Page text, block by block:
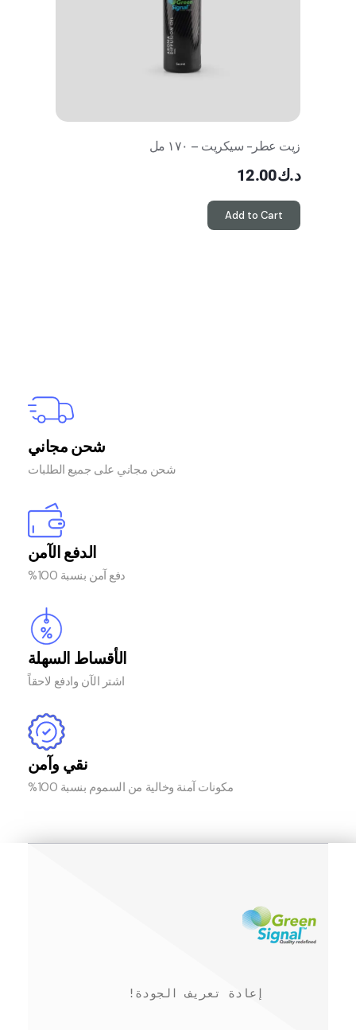
زيت عطر- سيكريت – ١٧٠ مل
د.ك12.00
Add to Cart
شحن مجاني
شحن مجاني على جميع الطلبات
الدفع الآمن
دفع آمن بنسبة 100%
الأقساط السهلة
اشتر الآن وادفع لاحقاً
نقي وآمن
مكونات آمنة وخالية من السموم بنسبة 100%
!إعادة تعريف الجودة